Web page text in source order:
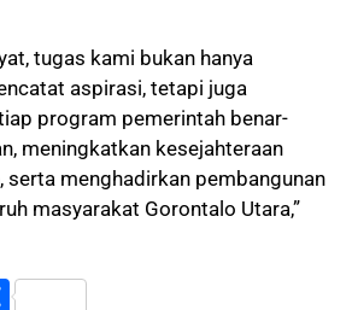
tugas kami bukan hanya
aspirasi, tetapi juga
program pemerintah benar-
meningkatkan kesejahteraan
serta menghadirkan pembangunan
masyarakat Gorontalo Utara,”
S